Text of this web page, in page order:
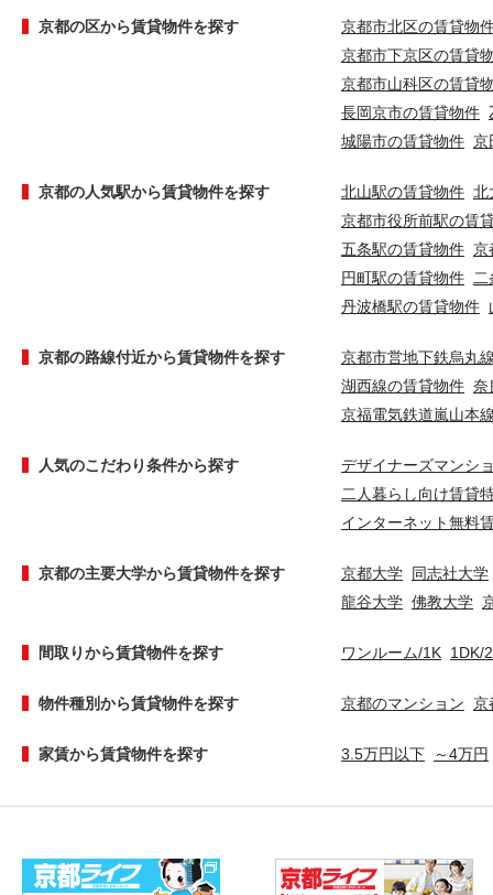
京都の区から賃貸物件を探す
京都市北区の賃貸物
京都市下京区の賃貸
京都市山科区の賃貸
長岡京市の賃貸物件
城陽市の賃貸物件 京
京都の人気駅から賃貸物件を探す 北山駅の賃貸物件 北
京都市役所前駅の賃
五条駅の賃貸物件 京
円町駅の賃貸物件
丹波橋駅の賃貸物件
京都の路線付近から賃貸物件を探す
京都市営地下鉄烏丸
湖西線の賃貸物件 奈
京福電気鉄道嵐山本
人気のこだわり条件から探す
デザイナーズマンシ
二人暮らし向け賃貸
インターネット無料
京都の主要大学から賃貸物件を探す 京都大学 同志社大学
龍谷大学 佛教大学
間取りから賃貸物件を探す ワンルーム/1K 1DK/
物件種別から賃貸物件を探す 京都のマンション 京
家賃から賃貸物件を探す 3.5万円以下 ～4万円